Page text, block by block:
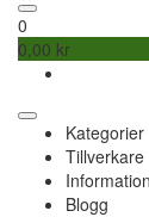
0
0,00 kr
Kategorier
Tillverkare
Information
Blogg